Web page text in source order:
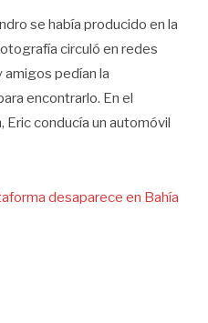
se había producido en la
circuló en redes
pedían la
encontrarlo. En el
conducía un automóvil
desaparece en Bahía